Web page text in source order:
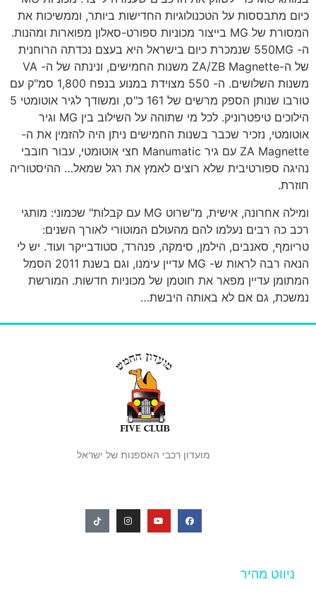
כיום מתבססות על הטכנולוגיות החדישות ביותר, וממשיכות את
המסורת של MG בייצור מכוניות ספורט-סאלון מפוארות ומהנות.
ה- 550MG שנמכרת כיום בישראל היא בעצם נכדתה הרוחנית
של ה-ZA/ZB Magnette משנות החמישים, ונינתה של ה- VA
משנות השלושים. ה- 550 מצוידת במנוע בנפח 1,800 סמ"ק עם
טורבו שנותן הספק מרשים של 161 כ"ס, ומשודך לגיר אוטומטי 5
הילוכים טיפטרוניק. לכל מי שתוהה על השילוב בין MG וגיר
אוטומטי, נזכיר שכבר בשנות החמישים ניתן היה להזמין את ה-
ZA Magnette עם גיר Manumatic חצי אוטומטי, עבור חובבי
נהיגה ספורטיבית שלא רוצים לאמץ את רגל שמאל… ההיסטוריה
חוזרת.
ומילה אחרונה, אישית, מ"שרוט MG עם קבלות" שכמוני: מותגי
רכב כה רבים נעלמו להם מהעולם המוטורי לאורך השנים:
טריומף, סאנבים, הילמן, סימקה, פנהרד, סטודבייקר ועוד. יש לי
הנאה רבה לראות ש- MG עדיין עימנו, וגם בשנת 2011 הסמל
המתומן עדיין מפאר את חוטמן של מכוניות חדשות. המורשת
נמשכת, גם אם לא באותה היבשת…
מועדון רכבי האספנות של ישראל
ניווט מהיר